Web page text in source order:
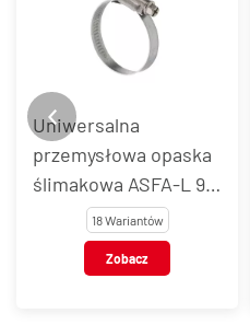
Uniwersalna
przemysłowa opaska
ślimakowa ASFA-L 9
mm, stal węglowa
18 Wariantów
Zobacz